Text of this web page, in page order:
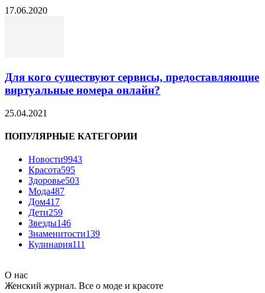
17.06.2020
Для кого существуют сервисы, предоставляющие
виртуальные номера онлайн?
25.04.2021
ПОПУЛЯРНЫЕ КАТЕГОРИИ
Новости9943
Красота595
Здоровье503
Мода487
Дом417
Дети259
Звезды146
Знаменитости139
Кулинария111
О нас
Женский журнал. Все о моде и красоте